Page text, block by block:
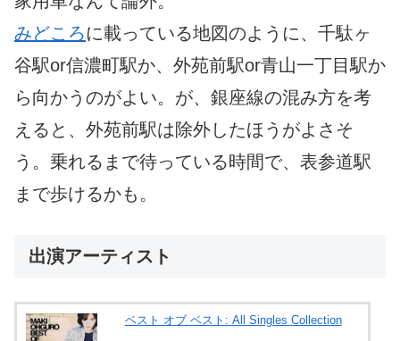
みどころに載っている地図のように、千駄ヶ
谷駅or信濃町駅か、外苑前駅or青山一丁目駅か
ら向かうのがよい。が、銀座線の混み方を考
えると、外苑前駅は除外したほうがよさそ
う。乗れるまで待っている時間で、表参道駅
まで歩けるかも。
出演アーティスト
ベスト オブ ベスト: All Singles Collection